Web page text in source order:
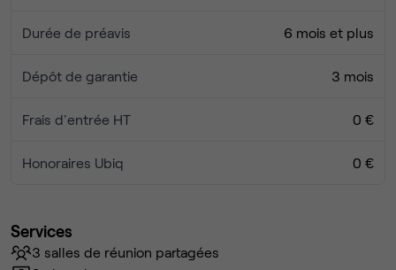
Durée de préavis 6 mois et plus
Dépôt de garantie 3 mois
Frais d'entrée HT 0 €
Honoraires Ubiq 0 €
Services
3 salles de réunion partagées